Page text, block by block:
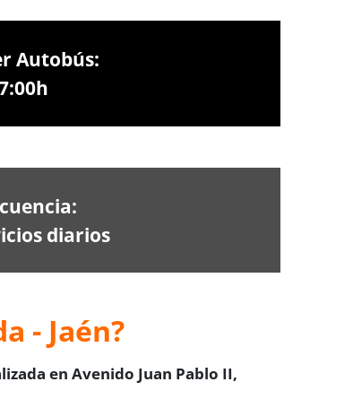
Autobús:
diarios
- Jaén?
en Avenido Juan Pablo II,